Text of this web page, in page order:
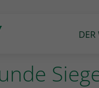
führt zur
DER